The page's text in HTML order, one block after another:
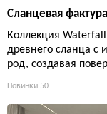
Сланцевая
Коллекция Waterfall
древнего сланца
род, создавая
Новинки 50